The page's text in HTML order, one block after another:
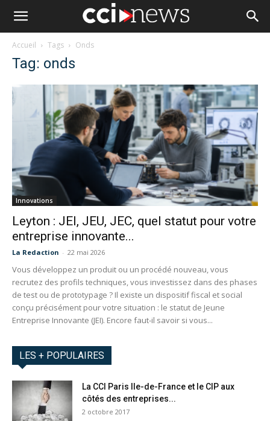
Accueil Tags Onds
Tag: onds
Innovations
Leyton : JEI, JEU, JEC, quel statut pour votre
entreprise innovante...
La Redaction - 22 mai 2026
Vous développez un produit ou un procédé nouveau, vous
recrutez des profils techniques, vous investissez dans des phases
de test ou de prototypage ? Il existe un dispositif fiscal et social
conçu précisément pour votre situation : le statut de Jeune
Entreprise Innovante (JEI). Encore faut-il savoir si vous...
LES + POPULAIRES
La CCI Paris Ile-de-France et le CIP aux
côtés des entreprises...
2 octobre 2017